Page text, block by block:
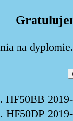
na
HF50BB
HF50DP